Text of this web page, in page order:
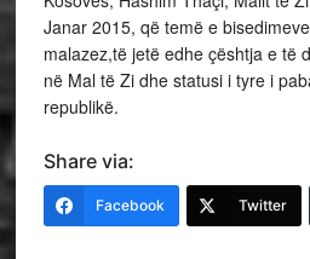
Janar 2015, që temë e
malazez,të jetë edhe çështja e të
në Mal të Zi dhe statusi i tyre i
republikë.
Share via:
Facebook Twitter